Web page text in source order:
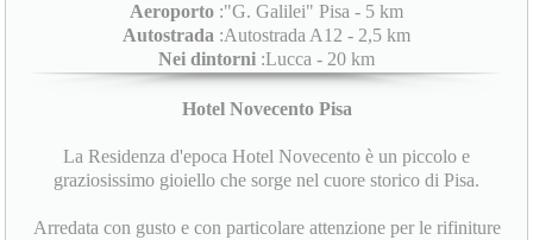
Aeroporto :"G. Galilei" Pisa - 5 km
Autostrada :Autostrada A12 - 2,5 km
Nei dintorni :Lucca - 20 km
Hotel Novecento Pisa
La Residenza d'epoca Hotel Novecento è un piccolo e
graziosissimo gioiello che sorge nel cuore storico di Pisa.
Arredata con gusto e con particolare attenzione per le rifiniture